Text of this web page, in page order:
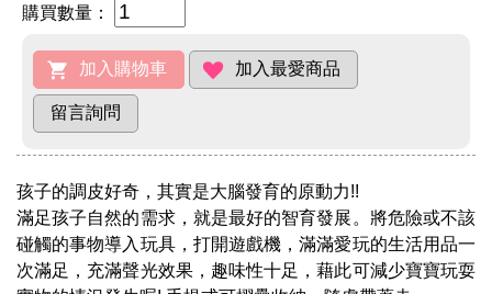
購買數量：
孩子的調皮好奇，其實是大腦發育的原動力!!
滿足孩子自然的需求，就是最好的智育發展。將危險或不該
碰觸的事物導入玩具，打開遊戲機，滿滿愛玩的生活用品一
次滿足，充滿聲光效果，趣味性十足，藉此可減少寶寶玩耍